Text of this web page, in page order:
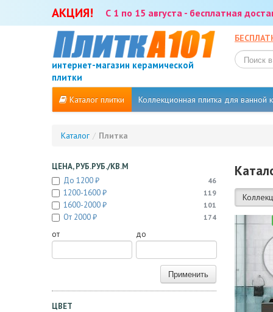
АКЦИЯ! С 1 по 15 августа - бесплатная
интернет-магазин керамической
плитки
Каталог плитки Коллекционная плитка для ванной
Каталог / Плитка
ЦЕНА, РУБ.РУБ./КВ.М
До 1200 ₽
46
1200-1600 ₽ 119
1600-2000 ₽ 101
От 2000 ₽ 174
от до
Применить
ЦВЕТ